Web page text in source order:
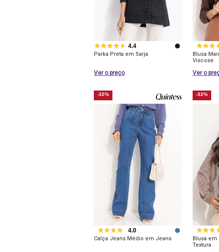
4.4
Parka Preta em Sarja
Ver o preço
Blusa
Viscose
Ver o
-32%
4.0
Calça Jeans Médio em Jeans
-32%
Blusa
Textura